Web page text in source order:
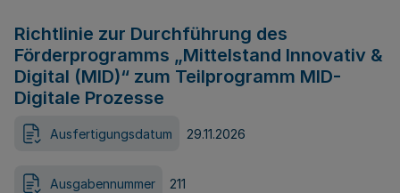
Richtlinie zur Durchführung des
Förderprogramms „Mittelstand Innovativ &
Digital (MID)“ zum Teilprogramm MID-
Digitale Prozesse
Ausfertigungsdatum 29.11.2026
Ausgabennummer 211